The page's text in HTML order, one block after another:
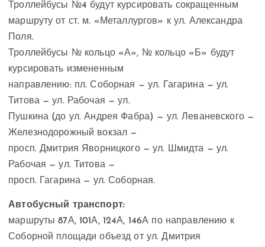
Троллейбусы №4 будут курсировать сокращенным
маршруту от ст. м. «Металлургов» к ул. Александра
Поля.
Троллейбусы № кольцо «А», № кольцо «Б» будут
курсировать измененным
направлению: пл. Соборная — ул. Гагарина — ул.
Титова — ул. Рабочая — ул.
Пушкина (до ул. Андрея Фабра) — ул. Леваневского —
Железнодорожный вокзал —
просп. Дмитрия Яворницкого — ул. Шмидта — ул.
Рабочая — ул. Титова —
просп. Гагарина — ул. Соборная.
Автобусный транспорт:
маршруты 87А, 101А, 124А, 146А по направлению к
Соборной площади объезд от ул. Дмитрия